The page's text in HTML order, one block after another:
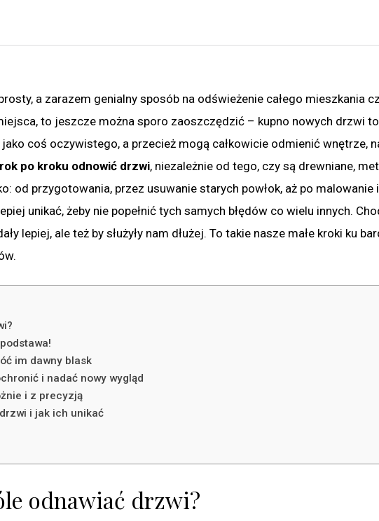
a zarazem genialny sposób na odświeżenie całego mieszkania
to jeszcze można sporo zaoszczędzić – kupno nowych drzwi
coś oczywistego, a przecież mogą całkowicie odmienić wnętrze,
po kroku odnowić drzwi, niezależnie od tego, czy są drewniane,
od przygotowania, przez usuwanie starych powłok, aż po malowanie i
unikać, żeby nie popełnić tych samych błędów co wielu innych.
lepiej, ale też by służyły nam dłużej. To takie nasze małe kroki ku
im dawny blask
i nadać nowy wygląd
i z precyzją
i jak ich unikać
odnawiać drzwi?